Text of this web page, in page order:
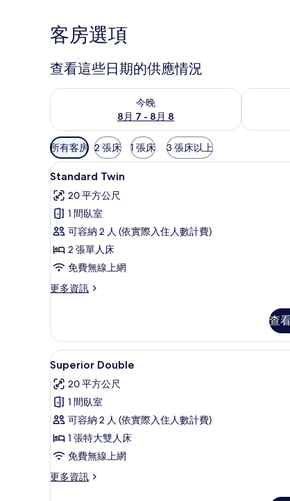
客房選項
查看這些日期的供應情況
今晚
8月 7 - 8月 8
查看今晚 (8月 7 - 8月 8) 的供應情況 查看明天
可
用
的
客
房
篩
選
條
件
所有客房 2 張床 1 張床 3 張床以上
顯
示
Standard
Twin
的
所
有
相
Standard Twin | 高級寢
10
Standard Twin
20 平方公尺
1 間臥室
可容納 2 人 (依實際入住人數計費)
2 張單人床
免費無線上網
更多資訊
更
的
詳
情
查
顯
示
Superior
Double
的
所
有
相
Superior Double | 高級
12
Superior Double
20 平方公尺
1 間臥室
可容納 2 人 (依實際入住人數計費)
1 張特大雙人床
免費無線上網
更多資訊
更